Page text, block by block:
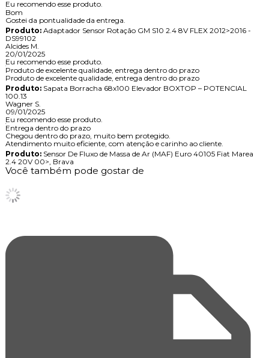
Eu recomendo esse produto.
Bom
Gostei da pontualidade da entrega.
Produto:Adaptador Sensor Rotação GM S10 2.4 8V FLEX 2012>2016 -
DS99102
Alcides M.
20/01/2025
Eu recomendo esse produto.
Produto de excelente qualidade, entrega dentro do prazo
Produto de excelente qualidade, entrega dentro do prazo
Produto:Sapata Borracha 68x100 Elevador BOXTOP – POTENCIAL
100.13
Wagner S.
09/01/2025
Eu recomendo esse produto.
Entrega dentro do prazo
Chegou dentro do prazo, muito bem protegido.
Atendimento muito eficiente, com atenção e carinho ao cliente.
Produto:Sensor De Fluxo de Massa de Ar (MAF) Euro 40105 Fiat Marea
2.4 20V 00>, Brava
Você também pode gostar de